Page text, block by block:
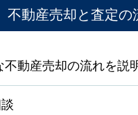
不動産売却と査定の
動産売却の流れを説